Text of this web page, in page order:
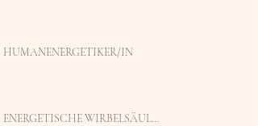
HUMANENERGETIKER/IN
ENERGETISCHE WIRBELSÄULENAUFRICHTUNG